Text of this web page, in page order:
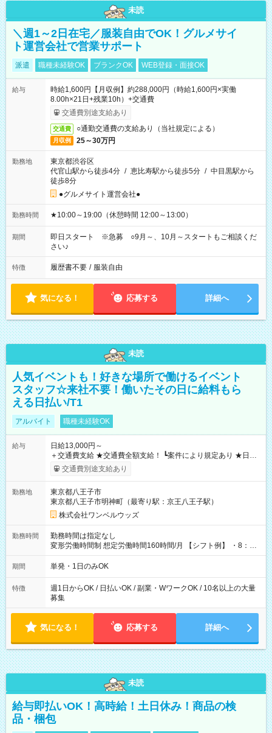
未読
＼週1～2日在宅／服装自由でOK！グルメサイ
ト運営会社で営業サポート
派遣 職種未経験OK ブランクOK WEB登録・面接OK
給与
時給1,600円【月収例】約288,000円（時給1,600円×実働
8.00h×21日+残業10h）+交通費
交通費別途支給あり
交通費 ○通勤交通費の支給あり（当社規定による）
月収例 25～30万円
勤務地
東京都渋谷区
代官山駅から徒歩4分 / 恵比寿駅から徒歩5分 / 中目黒駅から
徒歩8分
●グルメサイト運営会社●
勤務時間 ★10:00～19:00（休憩時間 12:00～13:00）
期間
即日スタート ※急募 ○9月～、10月～スタートもご相談くだ
さい♪
特徴 履歴書不要 / 服装自由
気になる！ 応募する 詳細へ
未読
人気イベントも！好きな場所で働けるイベント
スタッフ☆来社不要！働いたその日に給料もら
える日払い/T1
アルバイト 職種未経験OK
給与
日給13,000円～
＋交通費支給 ★交通費全額支給！ ┗案件により規定あり ★日払
いOK！（規定あり） ┗働いたその日に現金GET♪ お仕事後はコ
ンビニATMから 日払い分を引き落とせます！ 【試用期間】試
交通費別途支給あり
勤務地
東京都八王子市
東京都八王子市明神町（最寄り駅：京王八王子駅）
株式会社ワンベルウッズ
勤務時間
勤務時間は指定なし
変形労働時間制 想定労働時間160時間/月 【シフト例】 ・8：00
～21：00
期間 単発・1日のみOK
特徴
週1日からOK / 日払いOK / 副業・WワークOK / 10名以上の大量
募集
気になる！ 応募する 詳細へ
未読
給与即払いOK！高時給！土日休み！商品の検
品・梱包